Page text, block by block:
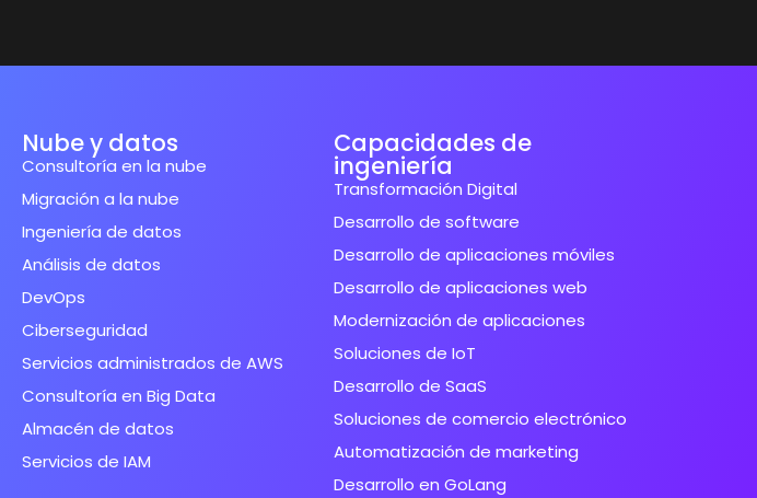
Nube y datos
Consultoría en la nube
Migración a la nube
Ingeniería de datos
Análisis de datos
DevOps
Ciberseguridad
Servicios administrados de AWS
Consultoría en Big Data
Almacén de datos
Servicios de IAM
Capacidades de
ingeniería
Transformación Digital
Desarrollo de software
Desarrollo de aplicaciones móviles
Desarrollo de aplicaciones web
Modernización de aplicaciones
Soluciones de IoT
Desarrollo de SaaS
Soluciones de comercio electrónico
Automatización de marketing
Desarrollo en GoLang